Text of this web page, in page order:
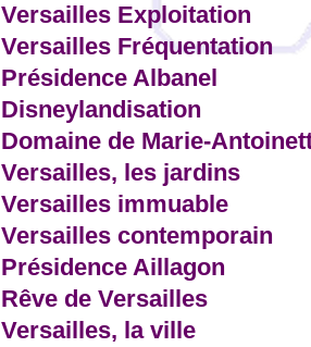
Versailles Exploitation
Versailles Fréquentation
Présidence Albanel
Disneylandisation
Domaine de Marie-
Versailles, les jardins
Versailles immuable
Versailles contemporain
Présidence Aillagon
Rêve de Versailles
Versailles, la ville